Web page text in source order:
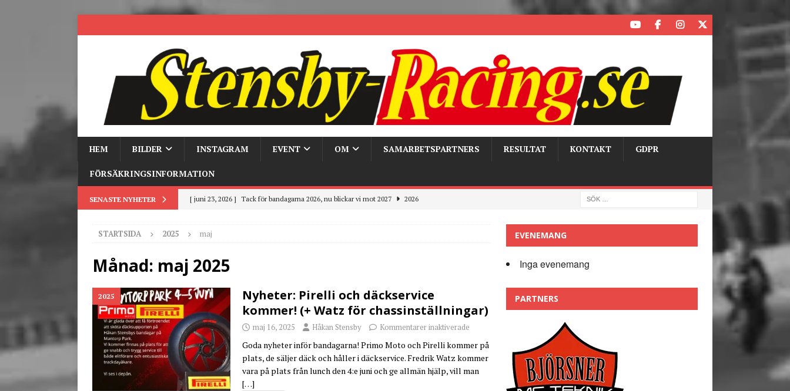
HEM BILDER INSTAGRAM EVENT OM SAMARBETSPARTNERS RESULTAT KONTAKT GDPR
FÖRSÄKRINGSINFORMATION
SENASTE NYHETER [ juni 23, 2026 ] Tack för bandagarna 2026, nu blickar vi mot 2027 2026
[ mars 19, 2026 ]
[ mars 9, 2026 ]
STARTSIDA 2025 maj
Månad: maj 2025
2025
Nyheter: Pirelli och däckservice
kommer! (+ Watz för chassinställningar)
maj 16, 2025 Håkan Stensby Kommentarer inaktiverade
Goda nyheter inför bandagarna! Primo Moto och Pirelli kommer på
plats, de säljer däck och håller i däckservice. Fredrik Watz kommer
vara på plats från lunch den 4:e juni och ge allmän hjälp, vill man
[…]
EVENEMANG
Inga evenemang
PARTNERS